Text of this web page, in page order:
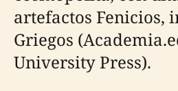
artefactos Fenicios,
Griegos
University Press).